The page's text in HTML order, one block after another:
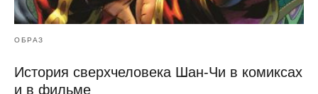
ОБРАЗ
История сверхчеловека Шан-Чи в комиксах
и в фильме